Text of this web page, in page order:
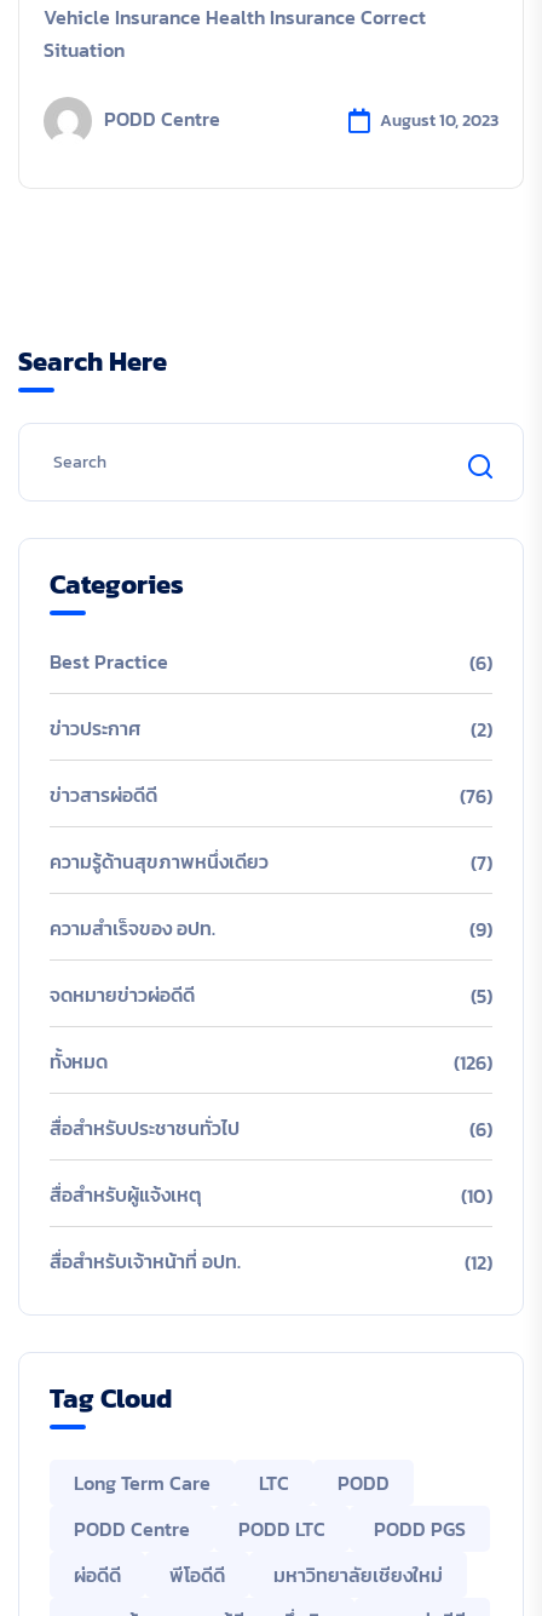
Vehicle Insurance Health Insurance Correct
Situation
PODD Centre August 10, 2023
Search Here
Categories
Best Practice (6)
ข่าวประกาศ (2)
ข่าวสารผ่อดีดี (76)
ความรู้ด้านสุขภาพหนึ่งเดียว (7)
ความสำเร็จของ อปท. (9)
จดหมายข่าวผ่อดีดี (5)
ทั้งหมด (126)
สื่อสำหรับประชาชนทั่วไป (6)
สื่อสำหรับผู้แจ้งเหตุ (10)
สื่อสำหรับเจ้าหน้าที่ อปท. (12)
Tag Cloud
Long Term Care LTC
PODD
PODD Centre
PODD LTC
PODD PGS
ผ่อดีดี
พีโอดีดี
มหาวิทยาลัยเชียงใหม่